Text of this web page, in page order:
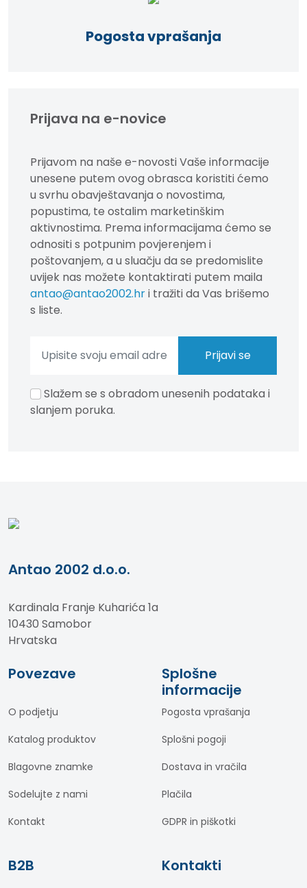
Pogosta vprašanja
Prijava na e-novice
Prijavom na naše e-novosti Vaše informacije
unesene putem ovog obrasca koristiti ćemo
u svrhu obavještavanja o novostima,
popustima, te ostalim marketinškim
aktivnostima. Prema informacijama ćemo se
odnositi s potpunim povjerenjem i
poštovanjem, a u sluačju da se predomislite
uvijek nas možete kontaktirati putem maila
antao@antao2002.hri tražiti da Vas brišemo
s liste.
Slažem se s obradom unesenih podataka i
slanjem poruka.
Antao 2002 d.o.o.
Kardinala Franje Kuharića 1a
10430 Samobor
Hrvatska
Povezave
O podjetju
Katalog produktov
Blagovne znamke
Sodelujte z nami
Kontakt
Splošne
informacije
Pogosta vprašanja
Splošni pogoji
Dostava in vračila
Plačila
GDPR in piškotki
B2B Kontakti